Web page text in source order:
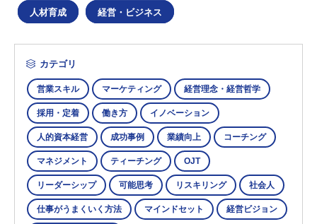
人材育成 経営・ビジネス
カテゴリ
営業スキル マーケティング 経営理念・経営哲学
採用・定着 働き方 イノベーション
人的資本経営 成功事例 業績向上 コーチング
マネジメント ティーチング OJT
リーダーシップ 可能思考 リスキリング 社会人
仕事がうまくいく方法 マインドセット 経営ビジョン